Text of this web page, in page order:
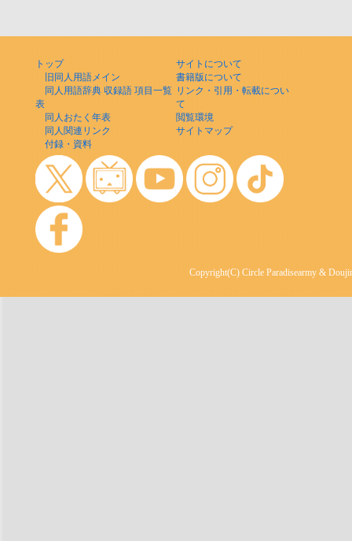
トップ
旧同人用語メイン
同人用語辞典 収録語 項目一覧
表
同人おたく年表
同人関連リンク
付録・資料
サイトについて
書籍版について
リンク・引用・転載につい
て
閲覧環境
サイトマップ
Copyright(C) Circle Paradisearmy &